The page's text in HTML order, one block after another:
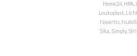
Home24,
Leukoplast,
Novartis,
Sika, Simply,